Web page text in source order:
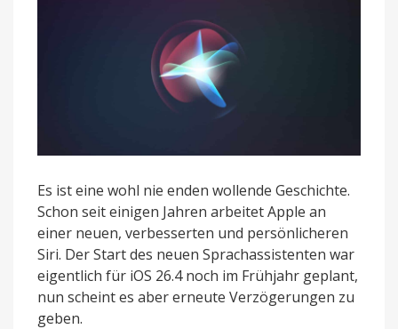
Es ist eine wohl nie enden wollende Geschichte.
Schon seit einigen Jahren arbeitet Apple an
einer neuen, verbesserten und persönlicheren
Siri. Der Start des neuen Sprachassistenten war
eigentlich für iOS 26.4 noch im Frühjahr geplant,
nun scheint es aber erneute Verzögerungen zu
geben.